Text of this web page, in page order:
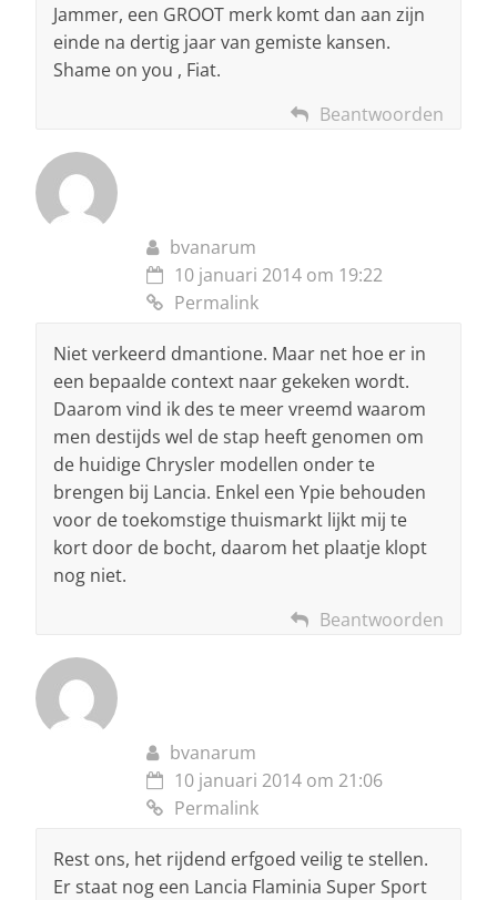
Jammer, een GROOT merk komt dan aan zijn
einde na dertig jaar van gemiste kansen.
Shame on you , Fiat.
Beantwoorden
bvanarum
10 januari 2014 om 19:22
Permalink
Niet verkeerd dmantione. Maar net hoe er in
een bepaalde context naar gekeken wordt.
Daarom vind ik des te meer vreemd waarom
men destijds wel de stap heeft genomen om
de huidige Chrysler modellen onder te
brengen bij Lancia. Enkel een Ypie behouden
voor de toekomstige thuismarkt lijkt mij te
kort door de bocht, daarom het plaatje klopt
nog niet.
Beantwoorden
bvanarum
10 januari 2014 om 21:06
Permalink
Rest ons, het rijdend erfgoed veilig te stellen.
Er staat nog een Lancia Flaminia Super Sport